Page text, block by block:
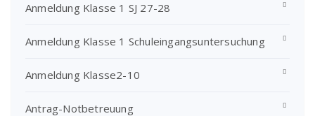
Anmeldung Klasse 1 SJ 27-28
Anmeldung Klasse 1 Schuleingangsuntersuchung
Anmeldung Klasse2-10
Antrag-Notbetreuung